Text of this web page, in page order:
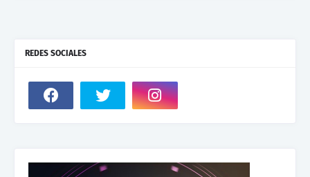
REDES SOCIALES